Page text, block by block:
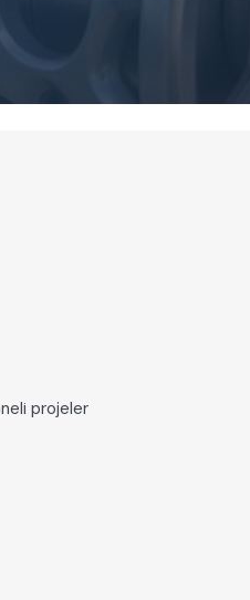
projeler